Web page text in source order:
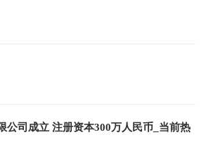
公司成立 注册资本300万人民币_当前热